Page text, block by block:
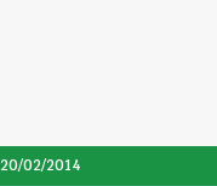
20/02/2014